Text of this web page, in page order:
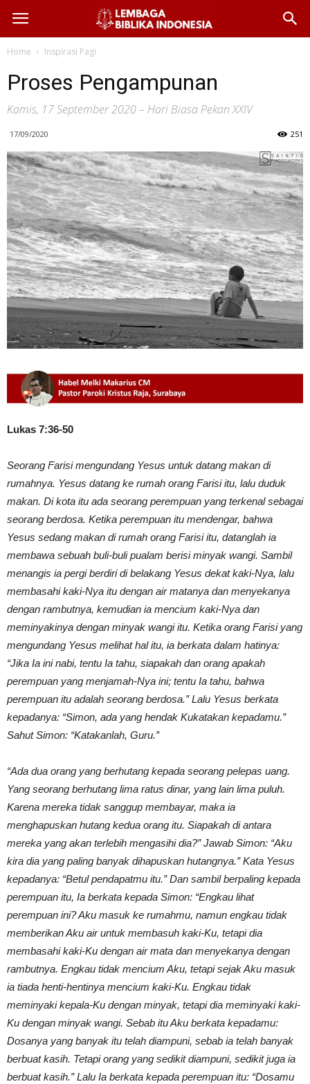
Home Inspirasi Pagi
Proses Pengampunan
Kamis, 17 September 2020 – Hari Biasa Pekan XXIV
17/09/2020 251
Lukas 7:36-50
Seorang Farisi mengundang Yesus untuk datang makan di
rumahnya. Yesus datang ke rumah orang Farisi itu, lalu duduk
makan. Di kota itu ada seorang perempuan yang terkenal sebagai
seorang berdosa. Ketika perempuan itu mendengar, bahwa
Yesus sedang makan di rumah orang Farisi itu, datanglah ia
membawa sebuah buli-buli pualam berisi minyak wangi. Sambil
menangis ia pergi berdiri di belakang Yesus dekat kaki-Nya, lalu
membasahi kaki-Nya itu dengan air matanya dan menyekanya
dengan rambutnya, kemudian ia mencium kaki-Nya dan
meminyakinya dengan minyak wangi itu. Ketika orang Farisi yang
mengundang Yesus melihat hal itu, ia berkata dalam hatinya:
“Jika Ia ini nabi, tentu Ia tahu, siapakah dan orang apakah
perempuan yang menjamah-Nya ini; tentu Ia tahu, bahwa
perempuan itu adalah seorang berdosa.” Lalu Yesus berkata
kepadanya: “Simon, ada yang hendak Kukatakan kepadamu.”
Sahut Simon: “Katakanlah, Guru.”
“Ada dua orang yang berhutang kepada seorang pelepas uang.
Yang seorang berhutang lima ratus dinar, yang lain lima puluh.
Karena mereka tidak sanggup membayar, maka ia
menghapuskan hutang kedua orang itu. Siapakah di antara
mereka yang akan terlebih mengasihi dia?” Jawab Simon: “Aku
kira dia yang paling banyak dihapuskan hutangnya.” Kata Yesus
kepadanya: “Betul pendapatmu itu.” Dan sambil berpaling kepada
perempuan itu, Ia berkata kepada Simon: “Engkau lihat
perempuan ini? Aku masuk ke rumahmu, namun engkau tidak
memberikan Aku air untuk membasuh kaki-Ku, tetapi dia
membasahi kaki-Ku dengan air mata dan menyekanya dengan
rambutnya. Engkau tidak mencium Aku, tetapi sejak Aku masuk
ia tiada henti-hentinya mencium kaki-Ku. Engkau tidak
meminyaki kepala-Ku dengan minyak, tetapi dia meminyaki kaki-
Ku dengan minyak wangi. Sebab itu Aku berkata kepadamu:
Dosanya yang banyak itu telah diampuni, sebab ia telah banyak
berbuat kasih. Tetapi orang yang sedikit diampuni, sedikit juga ia
berbuat kasih.” Lalu Ia berkata kepada perempuan itu: “Dosamu